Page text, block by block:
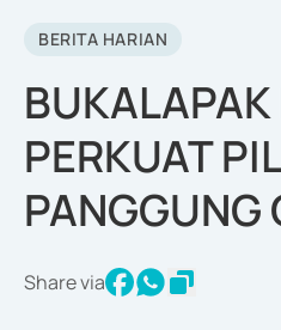
BERITA HARIAN
PERKUAT
PANGGUNG
Share via